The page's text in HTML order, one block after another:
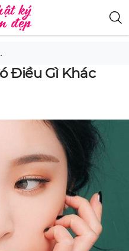
Điều Gì Khác